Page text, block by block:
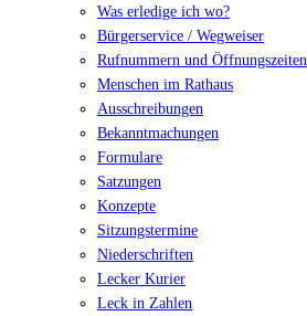
Was erledige ich wo?
Bürgerservice / Wegweiser
Rufnummern und Öffnungszeiten
Menschen im Rathaus
Ausschreibungen
Bekanntmachungen
Formulare
Satzungen
Konzepte
Sitzungstermine
Niederschriften
Lecker Kurier
Leck in Zahlen